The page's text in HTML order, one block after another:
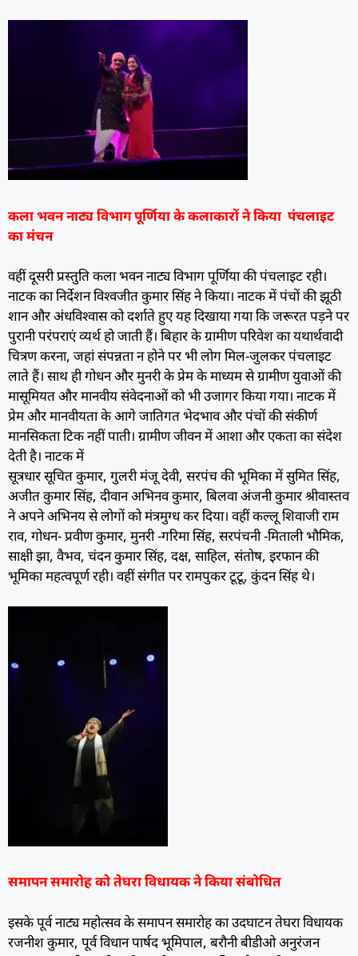
कला भवन नाट्य विभाग पूर्णिया के कलाकारों ने किया पंचलाइट
का मंचन
वहीं दूसरी प्रस्तुति कला भवन नाट्य विभाग पूर्णिया की पंचलाइट रही।
नाटक का निर्देशन विश्वजीत कुमार सिंह ने किया। नाटक में पंचों की झूठी
शान और अंधविश्वास को दर्शाते हुए यह दिखाया गया कि जरूरत पड़ने पर
पुरानी परंपराएं व्यर्थ हो जाती हैं। बिहार के ग्रामीण परिवेश का यथार्थवादी
चित्रण करना, जहां संपन्नता न होने पर भी लोग मिल-जुलकर पंचलाइट
लाते हैं। साथ ही गोधन और मुनरी के प्रेम के माध्यम से ग्रामीण युवाओं की
मासूमियत और मानवीय संवेदनाओं को भी उजागर किया गया। नाटक में
प्रेम और मानवीयता के आगे जातिगत भेदभाव और पंचों की संकीर्ण
मानसिकता टिक नहीं पाती। ग्रामीण जीवन में आशा और एकता का संदेश
देती है। नाटक में
सूत्रधार सूचित कुमार, गुलरी मंजू देवी, सरपंच की भूमिका में सुमित सिंह,
अजीत कुमार सिंह, दीवान अभिनव कुमार, बिलवा अंजनी कुमार श्रीवास्तव
ने अपने अभिनय से लोगों को मंत्रमुग्ध कर दिया। वहीं कल्लू शिवाजी राम
राव, गोधन- प्रवीण कुमार, मुनरी -गरिमा सिंह, सरपंचनी -मिताली भौमिक,
साक्षी झा, वैभव, चंदन कुमार सिंह, दक्ष, साहिल, संतोष, इरफान की
भूमिका महत्वपूर्ण रही। वहीं संगीत पर रामपुकर टूटू, कुंदन सिंह थे।
समापन समारोह को तेघरा विधायक ने किया संबोधित
इसके पूर्व नाट्य महोत्सव के समापन समारोह का उदघाटन तेघरा विधायक
रजनीश कुमार, पूर्व विधान पार्षद भूमिपाल, बरौनी बीडीओ अनुरंजन